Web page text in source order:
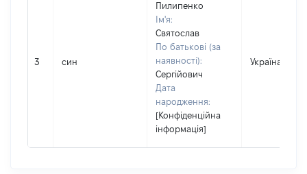
3 син
Пилипенко
Ім'я:
Святослав
По батькові (за
наявності):
Сергійович
Дата
народження:
[Конфіденційна
інформація]
Україна